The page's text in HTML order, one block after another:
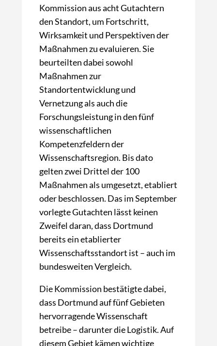
Kommission aus acht Gutachtern
den Standort, um Fortschritt,
Wirksamkeit und Perspektiven der
Maßnahmen zu evaluieren. Sie
beurteilten dabei sowohl
Maßnahmen zur
Standortentwicklung und
Vernetzung als auch die
Forschungsleistung in den fünf
wissenschaftlichen
Kompetenzfeldern der
Wissenschaftsregion. Bis dato
gelten zwei Drittel der 100
Maßnahmen als umgesetzt, etabliert
oder beschlossen. Das im September
vorlegte Gutachten lässt keinen
Zweifel daran, dass Dortmund
bereits ein etablierter
Wissenschaftsstandort ist – auch im
bundesweiten Vergleich.
Die Kommission bestätigte dabei,
dass Dortmund auf fünf Gebieten
hervorragende Wissenschaft
betreibe – darunter die Logistik. Auf
diesem Gebiet kämen wichtige